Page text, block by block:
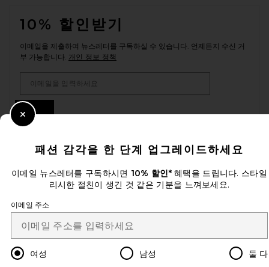
10% 할인받기
이메일을 제출하여 뉴스레터를 구독하실 수 있습니다. 언제든지 수신 거
부 가능합니다. 개인 정보 정책
개선에 도움을 주세요!
오늘 방문에 대한 설문 조사를 해주세요
고객센터
패션 감각을 한 단계 업그레이드하세요
이메일 뉴스레터를 구독하시면 10% 할인*혜택을 드립니다. 스타일
리시한 절친이 생긴 것 같은 기분을 느껴보세요.
이메일 주소
여성 남성 둘 다
Close Modal